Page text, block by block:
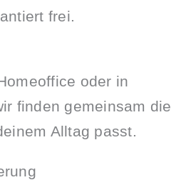
frei.
oder in
finden gemeinsam die
Alltag passt.